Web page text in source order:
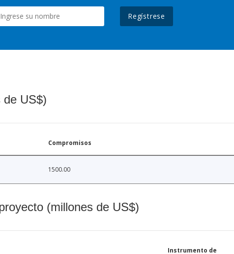
Regístrese
de US$)
Compromisos
1500.00
(millones de US$)
Instrumento de